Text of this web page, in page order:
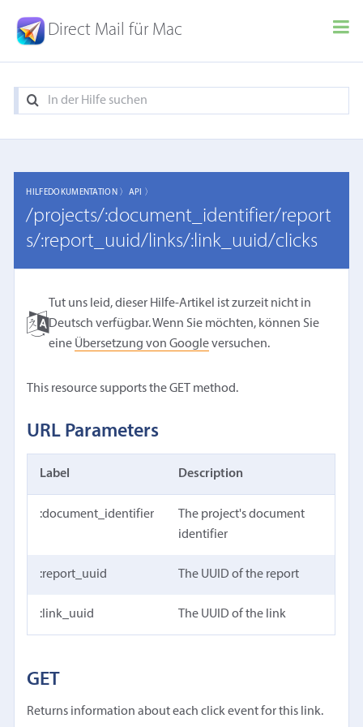
Direct Mail für Mac
HILFEDOKUMENTATION 〉 API 〉
/projects/:document_identifier/report
s/:report_uuid/links/:link_uuid/clicks
Tut uns leid, dieser Hilfe-Artikel ist zurzeit nicht in
Deutsch verfügbar. Wenn Sie möchten, können Sie
eine Übersetzung von Googleversuchen.
This resource supports the GET method.
URL Parameters
Label Description
:document_identifier
The project's document
identifier
:report_uuid The UUID of the report
:link_uuid The UUID of the link
GET
Returns information about each click event for this link.